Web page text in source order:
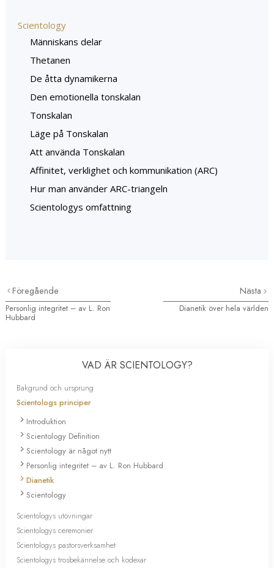
Scientology
Människans delar
Thetanen
De åtta dynamikerna
Den emotionella tonskalan
Tonskalan
Läge på Tonskalan
Att använda Tonskalan
Affinitet, verklighet och kommunikation (ARC)
Hur man använder ARC-triangeln
Scientologys omfattning
Föregående
Personlig integritet – av L. Ron
Hubbard
Nästa
Dianetik över hela världen
VAD ÄR SCIENTOLOGY?
Bakgrund och ursprung
Scientologs principer
Introduktion
Scientology Definition
Scientology är något nytt
Personlig integritet – av L. Ron Hubbard
Dianetik
Scientology
Scientologys utövningar
Scientologys ceremonier
Scientologys pastorsverksamhet
Scientologys trosbekännelse och kodexar